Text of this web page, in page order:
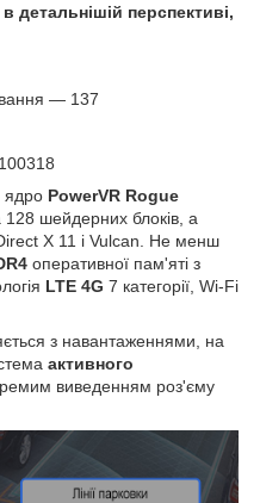
детальнішій перспективі,
— 137
ядро PowerVR Rogue
шейдерних блоків, а
X 11 і Vulcan. Не менш
оперативної пам'яті з
LTE 4G 7 категорії, Wi-Fi
з навантаженнями, на
активного
виведенням роз'єму